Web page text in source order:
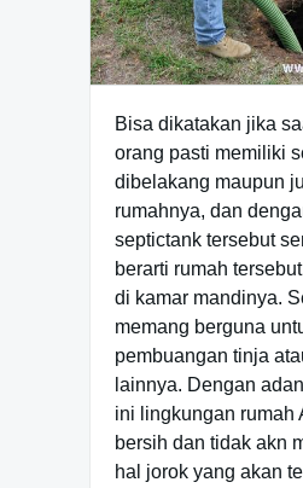
Bisa dikatakan jika
orang pasti memiliki
dibelakang maupun
rumahnya, dan
septictank tersebut
berarti rumah
di kamar mandinya.
memang berguna
pembuangan tinja
lainnya. Dengan
ini lingkungan rumah
bersih dan tidak akn
hal jorok yang akan